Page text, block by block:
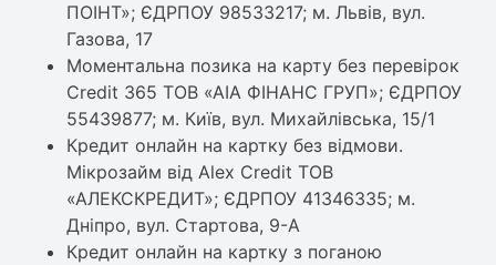
ПОІНТ»; ЄДРПОУ 98533217; м. Львів, вул.
Газова, 17
Моментальна позика на карту без перевірок
Credit 365 ТОВ «АІА ФІНАНС ГРУП»; ЄДРПОУ
55439877; м. Київ, вул. Михайлівська, 15/1
Кредит онлайн на картку без відмови.
Мікрозайм від Alex Credit ТОВ
«АЛЕКСКРЕДИТ»; ЄДРПОУ 41346335; м.
Дніпро, вул. Стартова, 9-А
Кредит онлайн на картку з поганою